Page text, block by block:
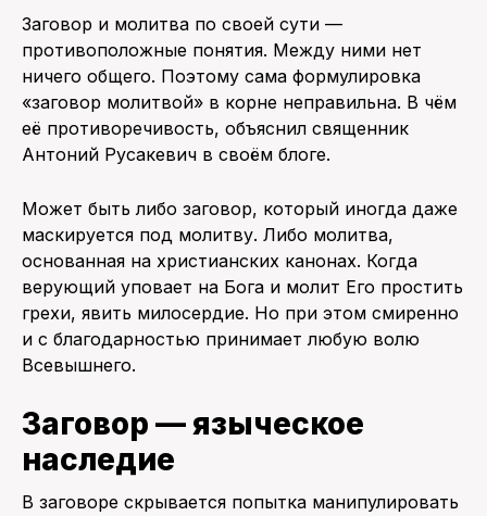
Заговор и молитва по своей сути —
противоположные понятия. Между ними нет
ничего общего. Поэтому сама формулировка
«заговор молитвой» в корне неправильна. В чём
её противоречивость, объяснил священник
Антоний Русакевич в своём блоге.
Может быть либо заговор, который иногда даже
маскируется под молитву. Либо молитва,
основанная на христианских канонах. Когда
верующий уповает на Бога и молит Его простить
грехи, явить милосердие. Но при этом смиренно
и с благодарностью принимает любую волю
Всевышнего.
Заговор — языческое
наследие
В заговоре скрывается попытка манипулировать